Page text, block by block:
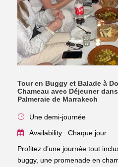
Tour en Buggy et Balade à
Chameau avec Déjeuner
Palmeraie de Marrakech
Une demi-journée
Availability : Chaque jour
Profitez d’une journée tout
buggy, une promenade en